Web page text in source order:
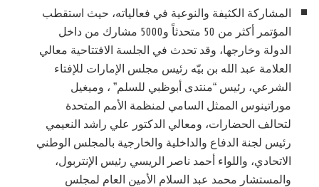
المشاركة الكثيفة والنوعية في فعالياته، حيث استقطب
المؤتمر أكثر من 50 متحدثاً و5000 مشارك من داخل
الدولة وخارجها، وقد تحدث في الجلسة الافتتاحية معالي
العلامة عبد الله بن بيّه رئيس مجلس الإمارات للإفتاء
الشرعي، رئيس “منتدى أبوظبي للسلم” ، وميغيل
موراتينوس الممثل السامي لمنظمة الأمم المتحدة
لتحالف الحضارات، ومعالي الدكتور علي راشد النعيمي
رئيس لجنة الدفاع والداخلية والخارجية بالمجلس الوطني
الاتحادي، واللواء أحمد ناصر الريسي رئيس الإنتربول،
والمستشار محمد عبد السلام الأمين العام لمجلس